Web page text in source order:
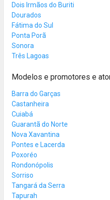
Dois Irmãos do Buriti
Dourados
Fátima do Sul
Ponta Porã
Sonora
Três Lagoas
Modelos e promotores e
Barra do Garças
Castanheira
Cuiabá
Guarantã do Norte
Nova Xavantina
Pontes e Lacerda
Poxoréo
Rondonópolis
Sorriso
Tangará da Serra
Tapurah